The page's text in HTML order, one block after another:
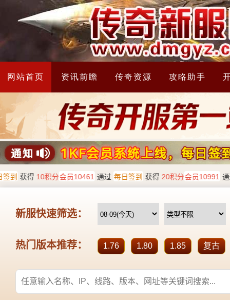
网站首页 资讯前瞻 传奇资源 攻略助手